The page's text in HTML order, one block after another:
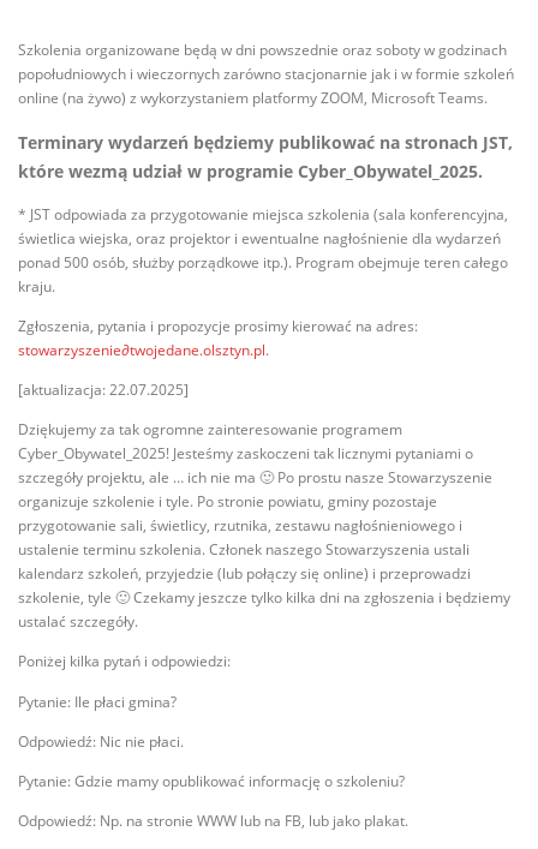
Szkolenia organizowane będą w dni powszednie oraz soboty w godzinach
popołudniowych i wieczornych zarówno stacjonarnie jak i w formie szkoleń
online (na żywo) z wykorzystaniem platformy ZOOM, Microsoft Teams.
Terminary wydarzeń będziemy publikować na stronach JST,
które wezmą udział w programie Cyber_Obywatel_2025.
* JST odpowiada za przygotowanie miejsca szkolenia (sala konferencyjna,
świetlica wiejska, oraz projektor i ewentualne nagłośnienie dla wydarzeń
ponad 500 osób, służby porządkowe itp.). Program obejmuje teren całego
kraju.
Zgłoszenia, pytania i propozycje prosimy kierować na adres:
stowarzyszenie∂twojedane.olsztyn.pl.
[aktualizacja: 22.07.2025]
Dziękujemy za tak ogromne zainteresowanie programem
Cyber_Obywatel_2025! Jesteśmy zaskoczeni tak licznymi pytaniami o
szczegóły projektu, ale … ich nie ma 🙂 Po prostu nasze Stowarzyszenie
organizuje szkolenie i tyle. Po stronie powiatu, gminy pozostaje
przygotowanie sali, świetlicy, rzutnika, zestawu nagłośnieniowego i
ustalenie terminu szkolenia. Członek naszego Stowarzyszenia ustali
kalendarz szkoleń, przyjedzie (lub połączy się online) i przeprowadzi
szkolenie, tyle 🙂 Czekamy jeszcze tylko kilka dni na zgłoszenia i będziemy
ustalać szczegóły.
Poniżej kilka pytań i odpowiedzi:
Pytanie: Ile płaci gmina?
Odpowiedź: Nic nie płaci.
Pytanie: Gdzie mamy opublikować informację o szkoleniu?
Odpowiedź: Np. na stronie WWW lub na FB, lub jako plakat.